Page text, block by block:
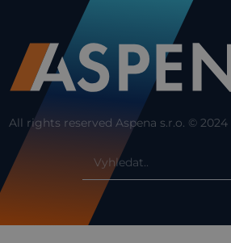
All rights reserved Aspena s.r.o. © 2024